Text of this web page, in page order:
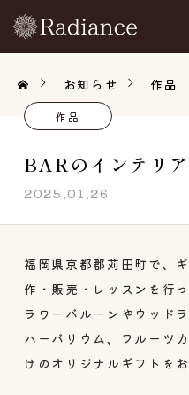
お知らせ 作品
作品
BARのインテリア
2025.01.26
福岡県京都郡苅田町で、
作・販売・レッスンを行
ラワーバルーンやウッド
ハーバリウム、フルーツ
けのオリジナルギフトを